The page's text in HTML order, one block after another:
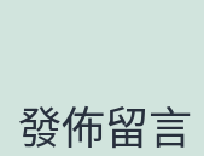
發佈留言